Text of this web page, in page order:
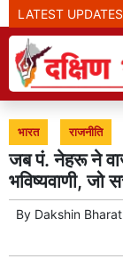
LATEST UPDATES
मेटा टीम से पूछ
भारत राजनीति
जब पं. नेहरू ने
भविष्यवाणी, जो
By Dakshin Bharat